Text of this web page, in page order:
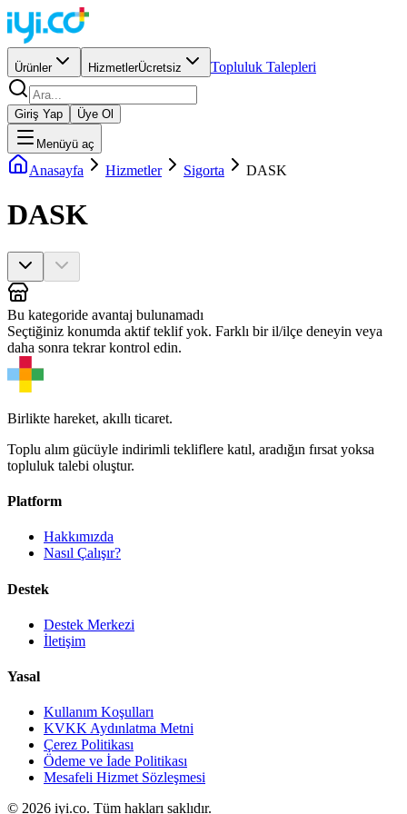
Ürünler HizmetlerÜcretsiz Topluluk Talepleri
Giriş Yap Üye Ol
Menüyü aç
Anasayfa Hizmetler Sigorta DASK
DASK
Bu kategoride avantaj bulunamadı
Seçtiğiniz konumda aktif teklif yok. Farklı bir il/ilçe deneyin veya
daha sonra tekrar kontrol edin.
Birlikte hareket, akıllı ticaret.
Toplu alım gücüyle indirimli tekliflere katıl, aradığın fırsat yoksa
topluluk talebi oluştur.
Platform
Hakkımızda
Nasıl Çalışır?
Destek
Destek Merkezi
İletişim
Yasal
Kullanım Koşulları
KVKK Aydınlatma Metni
Çerez Politikası
Ödeme ve İade Politikası
Mesafeli Hizmet Sözleşmesi
© 2026 iyi.co. Tüm hakları saklıdır.